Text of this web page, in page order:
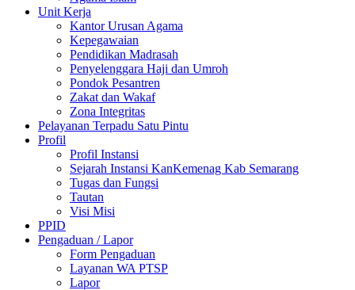
Unit Kerja
Kantor Urusan Agama
Kepegawaian
Pendidikan Madrasah
Penyelenggara Haji dan Umroh
Pondok Pesantren
Zakat dan Wakaf
Zona Integritas
Pelayanan Terpadu Satu Pintu
Profil
Profil Instansi
Sejarah Instansi KanKemenag Kab Semarang
Tugas dan Fungsi
Tautan
Visi Misi
PPID
Pengaduan / Lapor
Form Pengaduan
Layanan WA PTSP
Lapor